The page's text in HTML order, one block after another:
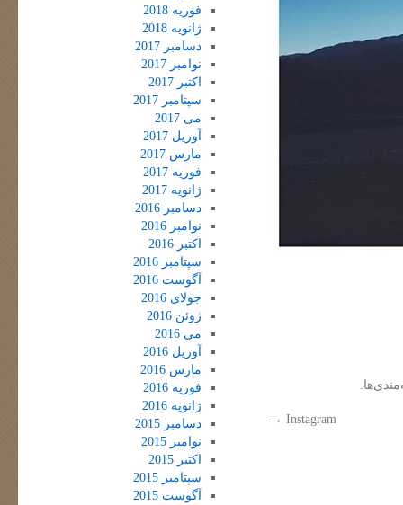
Instagram
→
فوریه 2018
ژانویه 2018
دسامبر 2017
نوامبر 2017
اکتبر 2017
سپتامبر 2017
می 2017
آوریل 2017
مارس 2017
فوریه 2017
ژانویه 2017
دسامبر 2016
نوامبر 2016
اکتبر 2016
سپتامبر 2016
آگوست 2016
جولای 2016
ژوئن 2016
می 2016
آوریل 2016
مارس 2016
فوریه 2016
ژانویه 2016
دسامبر 2015
نوامبر 2015
اکتبر 2015
سپتامبر 2015
آگوست 2015